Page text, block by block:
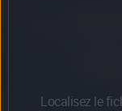
Localisez le